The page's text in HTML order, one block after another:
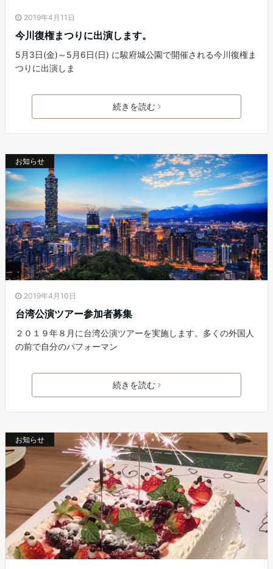
2019年4月11日
今川復権まつりに出演します。
5月3日(金)～5月6日(日) に駿府城公園で開催される今川復権ま
つりに出演しま
続きを読む
お知らせ
2019年4月10日
台湾公演ツアー参加者募集
２０１９年８月に台湾公演ツアーを実施します。多くの外国人
の前で自分のパフォーマン
続きを読む
お知らせ